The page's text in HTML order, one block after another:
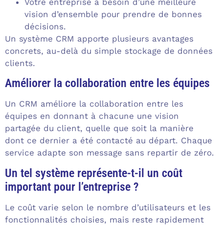
vision d’ensemble pour prendre de bonnes
décisions.
Un système CRM apporte plusieurs avantages
concrets, au-delà du simple stockage de données
clients.
Améliorer la collaboration entre les équipes
Un CRM améliore la collaboration entre les
équipes en donnant à chacune une vision
partagée du client, quelle que soit la manière
dont ce dernier a été contacté au départ. Chaque
service adapte son message sans repartir de zéro.
Un tel système représente-t-il un coût
important pour l’entreprise ?
Le coût varie selon le nombre d’utilisateurs et les
fonctionnalités choisies, mais reste rapidement